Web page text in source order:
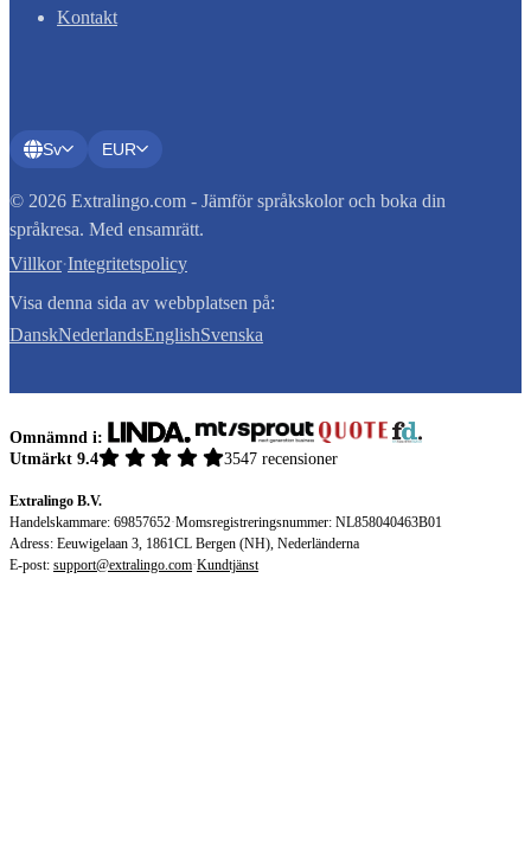
Kontakt
Sv EUR
© 2026 Extralingo.com - Jämför språkskolor och boka din
språkresa. Med ensamrätt.
Villkor·Integritetspolicy
Visa denna sida av webbplatsen på:
DanskNederlandsEnglishSvenska
Omnämnd i:
Utmärkt 9.4
3547 recensioner
Extralingo B.V.
Handelskammare: 69857652·Momsregistreringsnummer: NL858040463B01
Adress: Eeuwigelaan 3, 1861CL Bergen (NH), Nederländerna
E-post: support@extralingo.com·Kundtjänst